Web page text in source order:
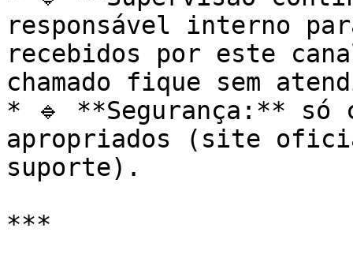
responsável interno
recebidos por este
chamado fique sem
* 🔹 **Segurança:**
apropriados (site
suporte).
***